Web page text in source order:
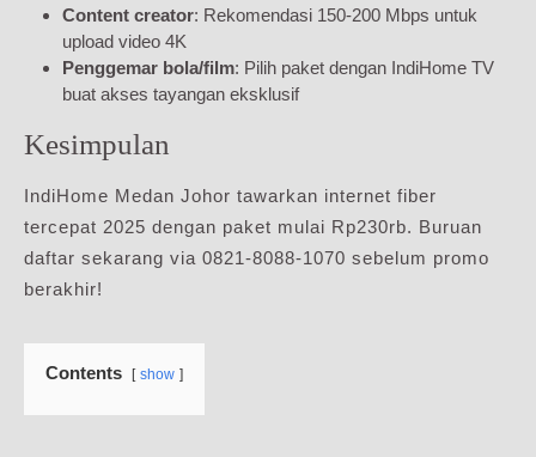
Content creator: Rekomendasi 150-200 Mbps untuk
upload video 4K
Penggemar bola/film: Pilih paket dengan IndiHome TV
buat akses tayangan eksklusif
Kesimpulan
IndiHome Medan Johor tawarkan internet fiber
tercepat 2025 dengan paket mulai Rp230rb. Buruan
daftar sekarang via 0821-8088-1070 sebelum promo
berakhir!
Contents show